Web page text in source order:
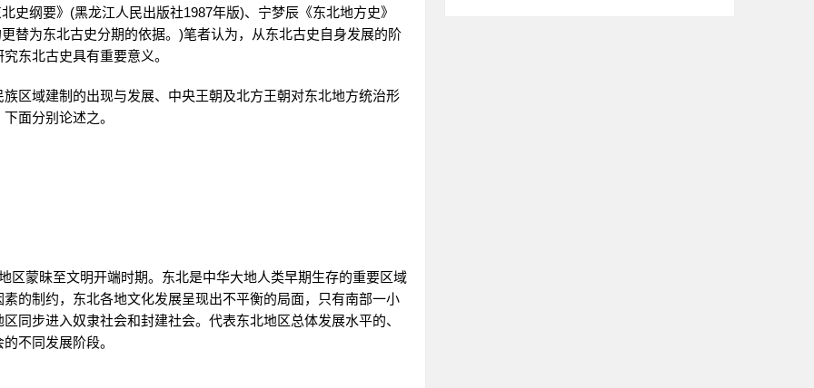
史纲要》(黑龙江人民出版社1987年版)、宁梦辰《东北地方史》
替为东北古史分期的依据。)笔者认为，从东北古史自身发展的阶
东北古史具有重要意义。
域建制的出现与发展、中央王朝及北方王朝对东北地方统治形
面分别论述之。
蒙昧至文明开端时期。东北是中华大地人类早期生存的重要区域
的制约，东北各地文化发展呈现出不平衡的局面，只有南部一小
同步进入奴隶社会和封建社会。代表东北地区总体发展水平的、
不同发展阶段。